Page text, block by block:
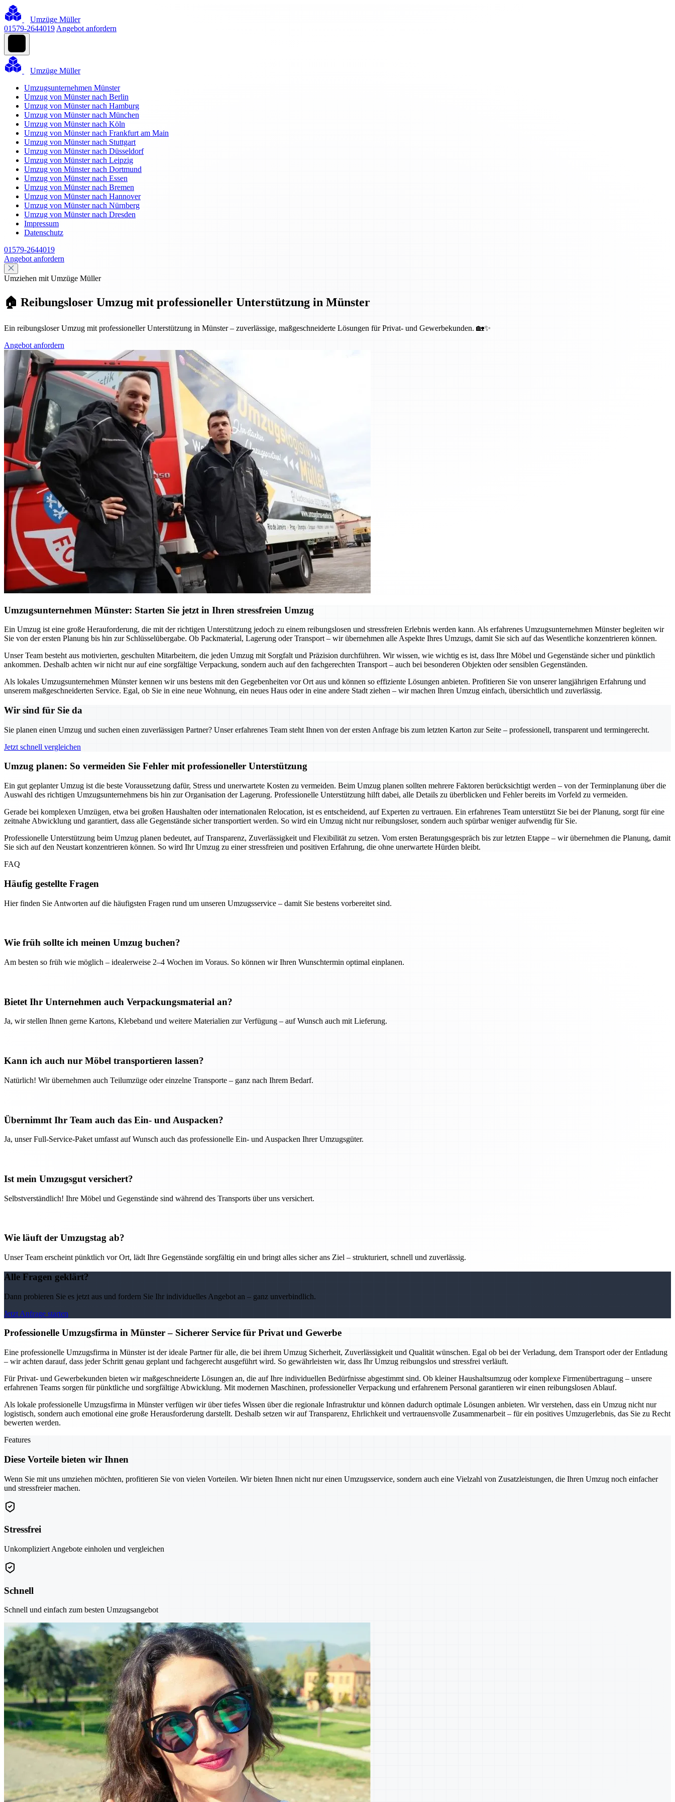
Umzüge Müller
01579-2644019 Angebot anfordern
Umzüge Müller
Umzugsunternehmen Münster
Umzug von Münster nach Berlin
Umzug von Münster nach Hamburg
Umzug von Münster nach München
Umzug von Münster nach Köln
Umzug von Münster nach Frankfurt am Main
Umzug von Münster nach Stuttgart
Umzug von Münster nach Düsseldorf
Umzug von Münster nach Leipzig
Umzug von Münster nach Dortmund
Umzug von Münster nach Essen
Umzug von Münster nach Bremen
Umzug von Münster nach Hannover
Umzug von Münster nach Nürnberg
Umzug von Münster nach Dresden
Impressum
Datenschutz
01579-2644019
Angebot anfordern
Umziehen mit Umzüge Müller
🏠 Reibungsloser Umzug mit professioneller Unterstützung in Münster
Ein reibungsloser Umzug mit professioneller Unterstützung in Münster – zuverlässige, maßgeschneiderte Lösungen für Privat- und Gewerbekunden. 🏡✨
Angebot anfordern
Umzugsunternehmen Münster: Starten Sie jetzt in Ihren stressfreien Umzug
Ein Umzug ist eine große Herauforderung, die mit der richtigen Unterstützung jedoch zu einem reibungslosen und stressfreien Erlebnis werden kann. Als erfahrenes Umzugsunternehmen Münster begleiten wir
Sie von der ersten Planung bis hin zur Schlüsselübergabe. Ob Packmaterial, Lagerung oder Transport – wir übernehmen alle Aspekte Ihres Umzugs, damit Sie sich auf das Wesentliche konzentrieren können.
Unser Team besteht aus motivierten, geschulten Mitarbeitern, die jeden Umzug mit Sorgfalt und Präzision durchführen. Wir wissen, wie wichtig es ist, dass Ihre Möbel und Gegenstände sicher und pünktlich
ankommen. Deshalb achten wir nicht nur auf eine sorgfältige Verpackung, sondern auch auf den fachgerechten Transport – auch bei besonderen Objekten oder sensiblen Gegenständen.
Als lokales Umzugsunternehmen Münster kennen wir uns bestens mit den Gegebenheiten vor Ort aus und können so effiziente Lösungen anbieten. Profitieren Sie von unserer langjährigen Erfahrung und
unserem maßgeschneiderten Service. Egal, ob Sie in eine neue Wohnung, ein neues Haus oder in eine andere Stadt ziehen – wir machen Ihren Umzug einfach, übersichtlich und zuverlässig.
Wir sind für Sie da
Sie planen einen Umzug und suchen einen zuverlässigen Partner? Unser erfahrenes Team steht Ihnen von der ersten Anfrage bis zum letzten Karton zur Seite – professionell, transparent und termingerecht.
Jetzt schnell vergleichen
Umzug planen: So vermeiden Sie Fehler mit professioneller Unterstützung
Ein gut geplanter Umzug ist die beste Voraussetzung dafür, Stress und unerwartete Kosten zu vermeiden. Beim Umzug planen sollten mehrere Faktoren berücksichtigt werden – von der Terminplanung über die
Auswahl des richtigen Umzugsunternehmens bis hin zur Organisation der Lagerung. Professionelle Unterstützung hilft dabei, alle Details zu überblicken und Fehler bereits im Vorfeld zu vermeiden.
Gerade bei komplexen Umzügen, etwa bei großen Haushalten oder internationalen Relocation, ist es entscheidend, auf Experten zu vertrauen. Ein erfahrenes Team unterstützt Sie bei der Planung, sorgt für eine
zeitnahe Abwicklung und garantiert, dass alle Gegenstände sicher transportiert werden. So wird ein Umzug nicht nur reibungsloser, sondern auch spürbar weniger aufwendig für Sie.
Professionelle Unterstützung beim Umzug planen bedeutet, auf Transparenz, Zuverlässigkeit und Flexibilität zu setzen. Vom ersten Beratungsgespräch bis zur letzten Etappe – wir übernehmen die Planung, damit
Sie sich auf den Neustart konzentrieren können. So wird Ihr Umzug zu einer stressfreien und positiven Erfahrung, die ohne unerwartete Hürden bleibt.
FAQ
Häufig gestellte Fragen
Hier finden Sie Antworten auf die häufigsten Fragen rund um unseren Umzugsservice – damit Sie bestens vorbereitet sind.
Wie früh sollte ich meinen Umzug buchen?
Am besten so früh wie möglich – idealerweise 2–4 Wochen im Voraus. So können wir Ihren Wunschtermin optimal einplanen.
Bietet Ihr Unternehmen auch Verpackungsmaterial an?
Ja, wir stellen Ihnen gerne Kartons, Klebeband und weitere Materialien zur Verfügung – auf Wunsch auch mit Lieferung.
Kann ich auch nur Möbel transportieren lassen?
Natürlich! Wir übernehmen auch Teilumzüge oder einzelne Transporte – ganz nach Ihrem Bedarf.
Übernimmt Ihr Team auch das Ein- und Auspacken?
Ja, unser Full-Service-Paket umfasst auf Wunsch auch das professionelle Ein- und Auspacken Ihrer Umzugsgüter.
Ist mein Umzugsgut versichert?
Selbstverständlich! Ihre Möbel und Gegenstände sind während des Transports über uns versichert.
Wie läuft der Umzugstag ab?
Unser Team erscheint pünktlich vor Ort, lädt Ihre Gegenstände sorgfältig ein und bringt alles sicher ans Ziel – strukturiert, schnell und zuverlässig.
Alle Fragen geklärt?
Dann probieren Sie es jetzt aus und fordern Sie Ihr individuelles Angebot an – ganz unverbindlich.
Jetzt Anfrage starten
Professionelle Umzugsfirma in Münster – Sicherer Service für Privat und Gewerbe
Eine professionelle Umzugsfirma in Münster ist der ideale Partner für alle, die bei ihrem Umzug Sicherheit, Zuverlässigkeit und Qualität wünschen. Egal ob bei der Verladung, dem Transport oder der Entladung
– wir achten darauf, dass jeder Schritt genau geplant und fachgerecht ausgeführt wird. So gewährleisten wir, dass Ihr Umzug reibungslos und stressfrei verläuft.
Für Privat- und Gewerbekunden bieten wir maßgeschneiderte Lösungen an, die auf Ihre individuellen Bedürfnisse abgestimmt sind. Ob kleiner Haushaltsumzug oder komplexe Firmenübertragung – unsere
erfahrenen Teams sorgen für pünktliche und sorgfältige Abwicklung. Mit modernen Maschinen, professioneller Verpackung und erfahrenem Personal garantieren wir einen reibungslosen Ablauf.
Als lokale professionelle Umzugsfirma in Münster verfügen wir über tiefes Wissen über die regionale Infrastruktur und können dadurch optimale Lösungen anbieten. Wir verstehen, dass ein Umzug nicht nur
logistisch, sondern auch emotional eine große Herausforderung darstellt. Deshalb setzen wir auf Transparenz, Ehrlichkeit und vertrauensvolle Zusammenarbeit – für ein positives Umzugerlebnis, das Sie zu Recht
bewerten werden.
Features
Diese Vorteile bieten wir Ihnen
Wenn Sie mit uns umziehen möchten, profitieren Sie von vielen Vorteilen. Wir bieten Ihnen nicht nur einen Umzugsservice, sondern auch eine Vielzahl von Zusatzleistungen, die Ihren Umzug noch einfacher
und stressfreier machen.
Stressfrei
Unkompliziert Angebote einholen und vergleichen
Schnell
Schnell und einfach zum besten Umzugsangebot